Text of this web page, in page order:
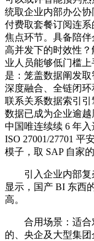
统取企业内部办公
付费取套餐订阅连
焦点环节。具备陪
高并发下的时效性
业人员能够低门槛
是：笼盖数据阐发
深度融合、全链闭
联系关系数据索引引
数据已成为企业逾
中国唯连续续 6 年
ISO 27001/27701 平
模子，取 SAP 自家
引入企业内部复
显示，国产 BI 东西
高。
合用场景：适合
的、央企及大型集